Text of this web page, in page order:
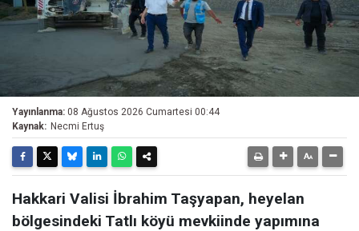
Yayınlanma: 08 Ağustos 2026 Cumartesi 00:44
Kaynak: Necmi Ertuş
Hakkari Valisi İbrahim Taşyapan, heyelan
bölgesindeki Tatlı köyü mevkiinde yapımına